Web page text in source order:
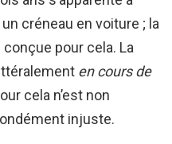
créneau en voiture ; la
pour cela. La
en cours de
cela n’est non
injuste.